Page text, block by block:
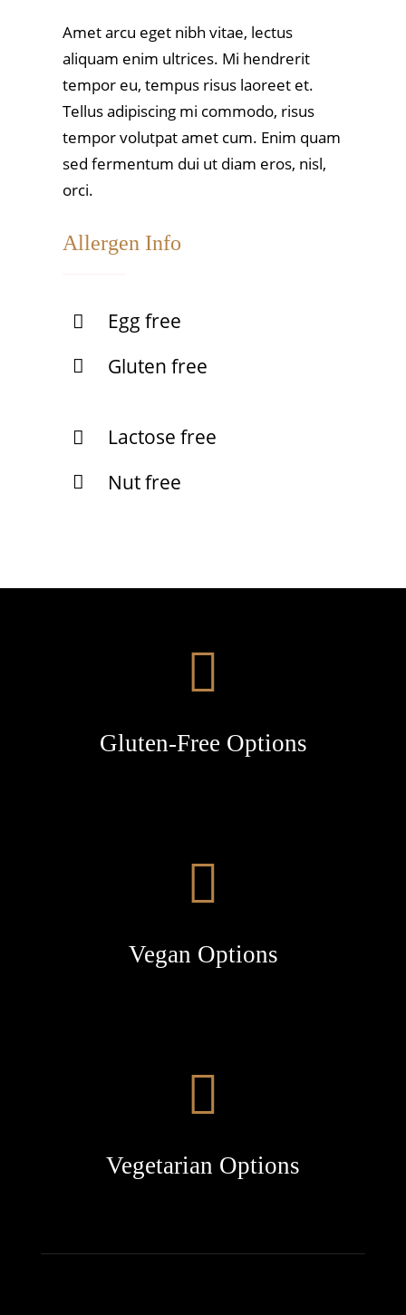
Amet arcu eget nibh vitae, lectus
aliquam enim ultrices. Mi hendrerit
tempor eu, tempus risus laoreet et.
Tellus adipiscing mi commodo, risus
tempor volutpat amet cum. Enim quam
sed fermentum dui ut diam eros, nisl,
orci.
Allergen Info
Egg free
Gluten free
Lactose free
Nut free
Gluten-Free Options
Vegan Options
Vegetarian Options